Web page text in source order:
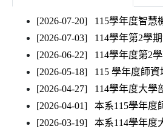
[2026-07-20]
115學年度智慧
[2026-07-03]
114學年第2學
[2026-06-22]
114學年度第2
[2026-05-18]
115 學年度師
[2026-04-27]
114學年度大學
[2026-04-01]
本系115學年度
[2026-03-19]
本系114學年度